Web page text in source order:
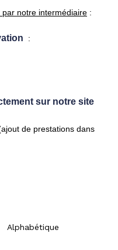
notre intermédiaire :
:
sur notre site
de prestations dans
Alphabétique